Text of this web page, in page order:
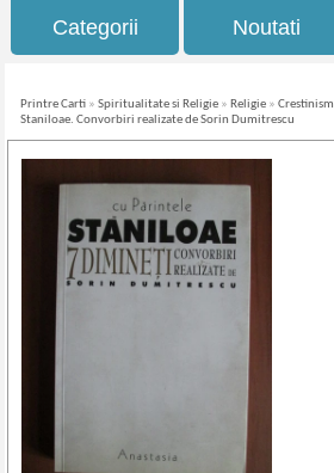
Categorii Noutati
Printre Carti »Spiritualitate si Religie » Religie »Crestinism
Staniloae. Convorbiri realizate de Sorin Dumitrescu